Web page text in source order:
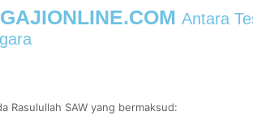
Antara
Rasulullah SAW yang bermaksud: